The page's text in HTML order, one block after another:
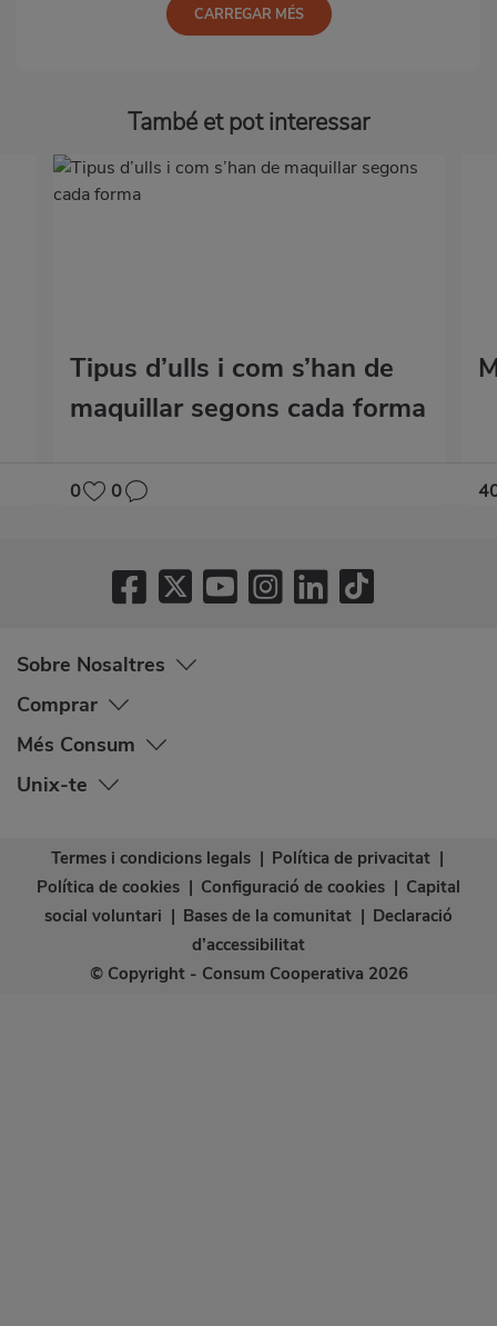
CARREGAR MÉS
També et pot interessar
Tipus d’ulls i com s’han de
maquillar segons cada forma
0 0
Sobre Nosaltres
Comprar
Més Consum
Unix-te
Termes i condicions legals | Política de privacitat |
Política de cookies | Configuració de cookies | Capital
social voluntari | Bases de la comunitat | Declaració
d’accessibilitat
© Copyright - Consum Cooperativa 2026